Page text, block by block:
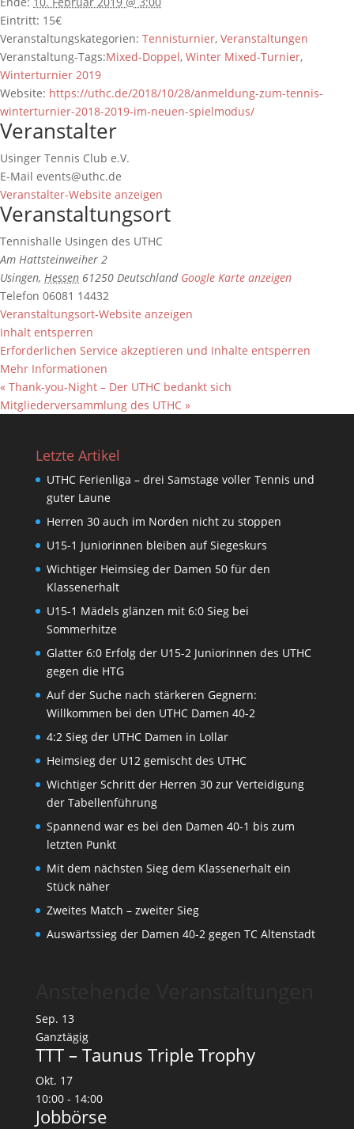
Eintritt: 15€
Veranstaltungskategorien: Tennisturnier, Veranstaltungen
Veranstaltung-Tags:Mixed-Doppel, Winter Mixed-Turnier,
Winterturnier 2019
Website: https://uthc.de/2018/10/28/anmeldung-zum-tennis-
winterturnier-2018-2019-im-neuen-spielmodus/
Veranstalter
Usinger Tennis Club e.V.
E-Mail events@uthc.de
Veranstalter-Website anzeigen
Veranstaltungsort
Tennishalle Usingen des UTHC
Am Hattsteinweiher 2
Usingen, Hessen 61250 Deutschland Google Karte anzeigen
Telefon 06081 14432
Veranstaltungsort-Website anzeigen
Inhalt entsperren
Erforderlichen Service akzeptieren und Inhalte entsperren
Mehr Informationen
« Thank-you-Night – Der UTHC bedankt sich
Mitgliederversammlung des UTHC »
Letzte Artikel
UTHC Ferienliga – drei Samstage voller Tennis und
guter Laune
Herren 30 auch im Norden nicht zu stoppen
U15-1 Juniorinnen bleiben auf Siegeskurs
Wichtiger Heimsieg der Damen 50 für den
Klassenerhalt
U15-1 Mädels glänzen mit 6:0 Sieg bei
Sommerhitze
Glatter 6:0 Erfolg der U15-2 Juniorinnen des UTHC
gegen die HTG
Auf der Suche nach stärkeren Gegnern:
Willkommen bei den UTHC Damen 40-2
4:2 Sieg der UTHC Damen in Lollar
Heimsieg der U12 gemischt des UTHC
Wichtiger Schritt der Herren 30 zur Verteidigung
der Tabellenführung
Spannend war es bei den Damen 40-1 bis zum
letzten Punkt
Mit dem nächsten Sieg dem Klassenerhalt ein
Stück näher
Zweites Match – zweiter Sieg
Auswärtssieg der Damen 40-2 gegen TC Altenstadt
Sep. 13
Ganztägig
TTT – Taunus Triple Trophy
Okt. 17
10:00- 14:00
Jobbörse